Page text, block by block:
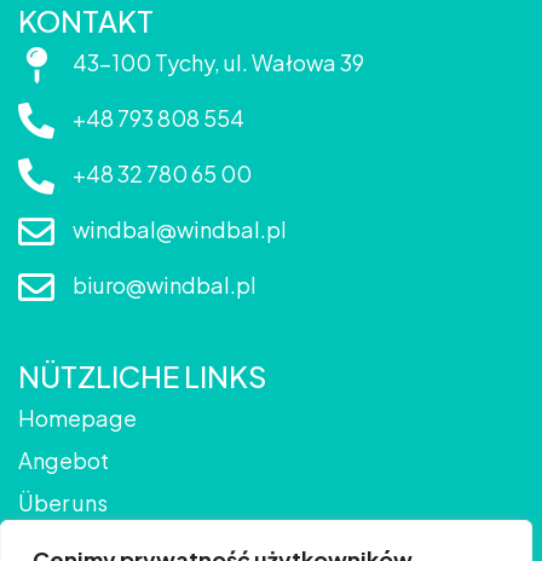
KONTAKT
43-100 Tychy, ul. Wałowa 39
+48 793 808 554
+48 32 780 65 00
windbal@windbal.pl
biuro@windbal.pl
NÜTZLICHE LINKS
Homepage
Angebot
Über uns